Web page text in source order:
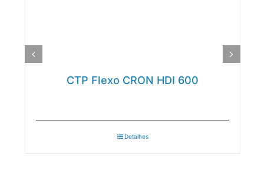
CTP Flexo CRON HDI 600
Detalhes